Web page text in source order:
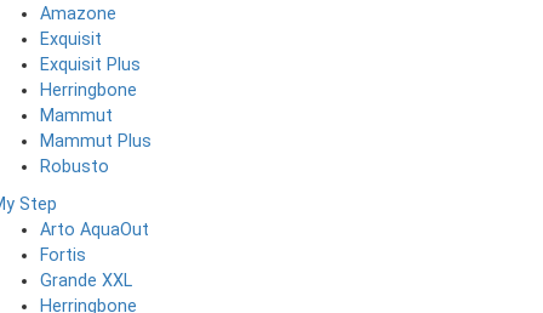
Amazone
Exquisit
Exquisit Plus
Herringbone
Mammut
Mammut Plus
Robusto
Step
Arto AquaOut
Fortis
Grande XXL
Herringbone